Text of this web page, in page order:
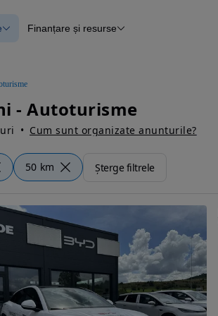
verificate
Finanțare și resurse
- Autoturisme
Cum sunt organizate anunturile?
50 km Șterge filtrele